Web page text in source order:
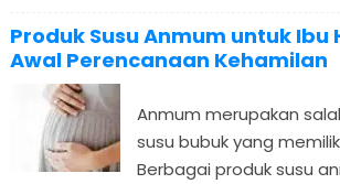
Produk Susu Anmum untuk Ibu
Awal Perencanaan Kehamilan
Anmum merupakan
susu bubuk yang
Berbagai produk susu